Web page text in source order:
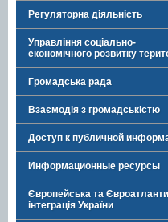
Регуляторна діяльність
Управління соціально-
економічного розвитку
Громадська рада
Взаємодія з громадськістю
Доступ к публичной
Информационные ресурсы
Європейська та
інтеграція України